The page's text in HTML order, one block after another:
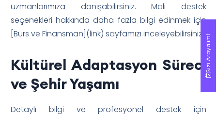
uzmanlarımıza danışabilirsiniz. Mali destek
seçenekleri hakkında daha fazla bilgi edinmek için
[Burs ve Finansman](link) sayfamızı inceleyebilirsiniz.
Kültürel Adaptasyon Süreci
ve Şehir Yaşamı
Detaylı bilgi ve profesyonel destek için
Sizi Arayalım!
Sizi Arayalım!